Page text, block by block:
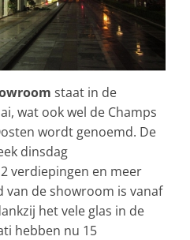
staat in de
wat ook wel de Champs
wordt genoemd. De
dinsdag
verdiepingen en meer
van de showroom is vanaf
het vele glas in de
hebben nu 15